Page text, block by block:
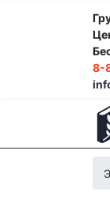
8-